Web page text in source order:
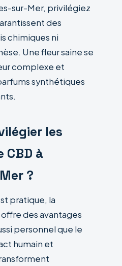
sur-Mer, privilégiez
des
chimiques ni
Une fleur saine se
complexe et
synthétiques
les
à
?
pratique, la
des avantages
personnel que le
humain et